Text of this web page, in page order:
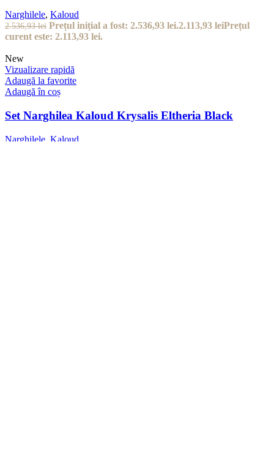
Narghilele, Kaloud
2.536,93lei Prețul inițial a fost: 2.536,93 lei.2.113,93 leiPrețul
curent este: 2.113,93 lei.
New
Vizualizare rapidă
Adaugă la favorite
Adaugă în coș
Set Narghilea Kaloud Krysalis Eltheria Black
Narghilele Kaloud